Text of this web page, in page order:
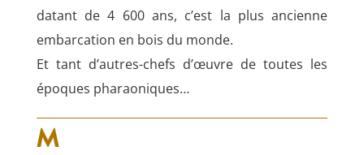
datant de 4 600 ans, c’est la plus ancienne
embarcation en bois du monde.
Et tant d’autres-chefs d’œuvre de toutes les
époques pharaoniques…
M